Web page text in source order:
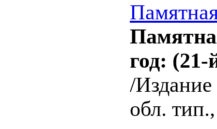
год: (21-
/
обл.